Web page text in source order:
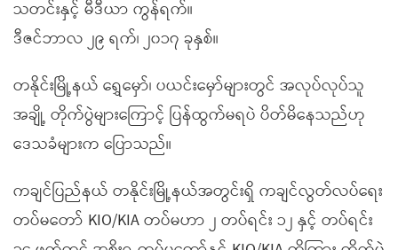
သတင်းနှင့် မီဒီယာ ကွန်ရက်။
ဒီဇင်ဘာလ ၂၉ ရက်၊ ၂၀၁၇ ခုနှစ်။
တနိုင်းမြို့နယ် ရွှေမှော်၊ ပယင်းမှော်များတွင် အလုပ်လုပ်သူ
အချို့ တိုက်ပွဲများကြောင့် ပြန်ထွက်မရပဲ ပိတ်မိနေသည်ဟု
ဒေသခံများက ပြောသည်။
ကချင်ပြည်နယ် တနိုင်းမြို့နယ်အတွင်းရှိ ကချင်လွတ်လပ်ရေး
တပ်မတော် KIO/KIA တပ်မဟာ ၂ တပ်ရင်း ၁၂ နှင့် တပ်ရင်း